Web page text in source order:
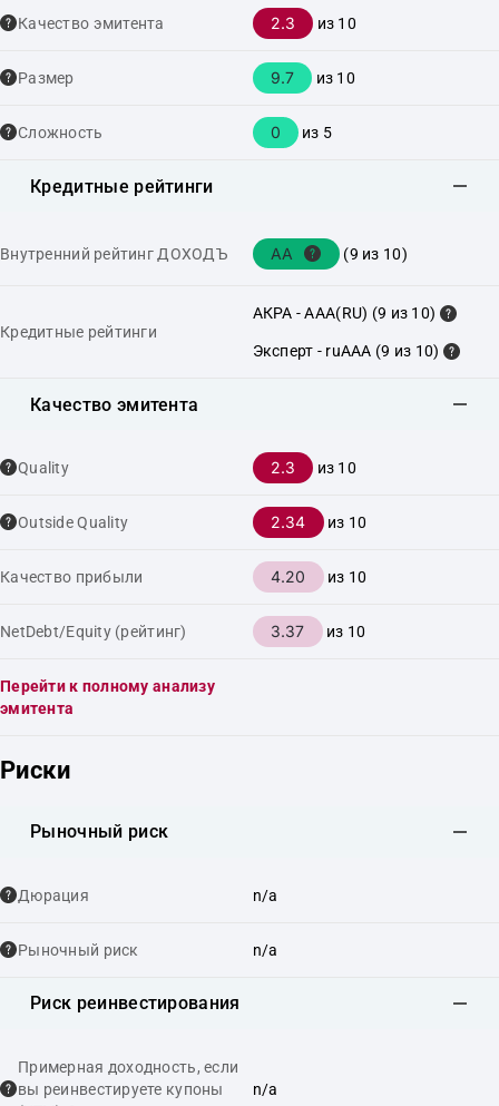
Качество эмитента 2.3 из 10
Размер 9.7 из 10
Сложность 0 из 5
Кредитные рейтинги
Внутренний рейтинг ДОХОДЪ AA (9 из 10)
Кредитные рейтинги
АКРА - AAA(RU) (9 из 10)
Эксперт - ruAAA (9 из 10)
Качество эмитента
Quality 2.3 из 10
Outside Quality 2.34 из 10
Качество прибыли 4.20 из 10
NetDebt/Equity (рейтинг) 3.37 из 10
Перейти к полному анализу
эмитента
Риски
Рыночный риск
Дюрация n/a
Рыночный риск n/a
Риск реинвестирования
Примерная доходность, если
вы реинвестируете купоны
n/a